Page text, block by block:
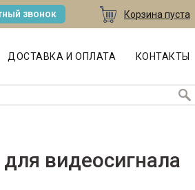
звонок Корзина пуста
ДОСТАВКА И ОПЛАТА КОНТАКТЫ
видеосигнала